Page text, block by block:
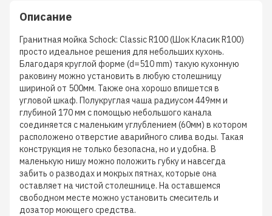
Описание
Гранитная мойка Schock: Classic R100 (Шок Класик R100)
просто идеальное решения для небольших кухонь.
Благодаря круглой форме (d=510 mm) такую кухонную
раковину можно установить в любую столешницу
шириной от 500мм. Также она хорошо впишется в
угловой шкаф. Полукруглая чаша радиусом 449мм и
глубиной 170 мм с помощью небольшого канала
соединяется с маленьким углублением (60мм) в котором
расположено отверстие аварийного слива воды. Такая
конструкция не только безопасна, но и удобна. В
маленькую нишу можно положить губку и навсегда
забить о разводах и мокрых пятнах, которые она
оставляет на чистой столешнице. На оставшемся
свободном месте можно установить смеситель и
дозатор моющего средства.